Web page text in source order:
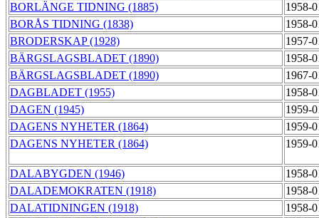
BORLÄNGE TIDNING (1885)
1958-
BORÅS TIDNING (1838)
1958-
BRODERSKAP (1928)
1957-
BÄRGSLAGSBLADET (1890)
1958-
BÄRGSLAGSBLADET (1890)
1967-
DAGBLADET (1955)
1958-
DAGEN (1945)
1959-
DAGENS NYHETER (1864)
1959-
DAGENS NYHETER (1864)
1959-
DALABYGDEN (1946)
1958-
DALADEMOKRATEN (1918)
1958-
DALATIDNINGEN (1918)
1958-